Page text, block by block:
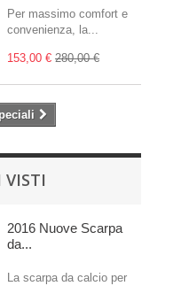
Per massimo comfort e
convenienza, la...
153,00 € 280,00 €
VISTI
2016 Nuove Scarpa
da...
La scarpa da calcio per